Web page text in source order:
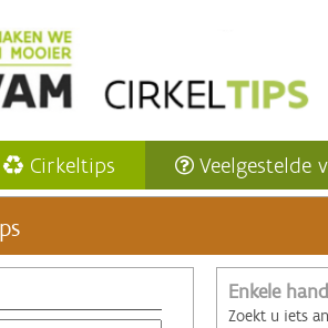
Cirkeltips Veelgestelde
Enkele
Zoekt u iets